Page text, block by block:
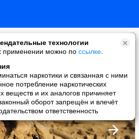
технологии
применении можно по ссылке
наркотики и связанная с ними
потребление наркотических
веществ и их аналогов причиняет
оборот запрещён и влечёт
ответственность